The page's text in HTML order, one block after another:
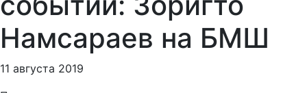
Намсараев на БМШ
11 августа 2019